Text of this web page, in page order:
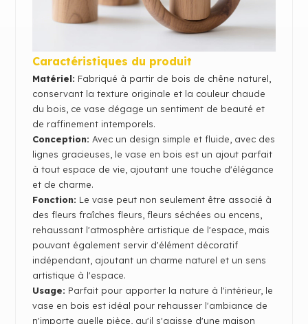
Caractéristiques du produit
Matériel: Fabriqué à partir de bois de chêne naturel,
conservant la texture originale et la couleur chaude
du bois, ce vase dégage un sentiment de beauté et
de raffinement intemporels.
Conception: Avec un design simple et fluide avec des
lignes gracieuses, le vase en bois est un ajout parfait
à tout espace de vie, ajoutant une touche d'élégance
et de charme.
Fonction: Le vase peut non seulement être associé à
des fleurs fraîchesfleurs, fleurs séchées ou encens,
rehaussant l'atmosphère artistique de l'espace, mais
pouvant également servir d'élément décoratif
indépendant, ajoutant un charme naturel et un sens
artistique à l'espace.
Usage: Parfait pour apporter la nature à l'intérieur, le
vase en bois est idéal pour rehausser l'ambiance de
n'importe quelle pièce, qu'il s'agisse d'une maison